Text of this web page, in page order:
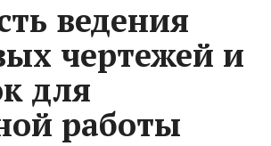
ведения
чертежей и
для
работы